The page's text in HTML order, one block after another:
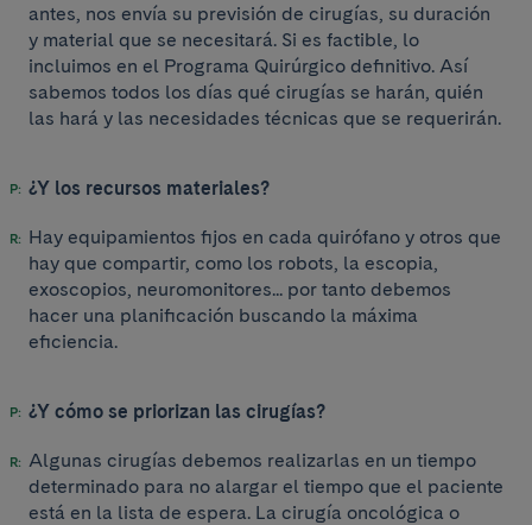
antes, nos envía su previsión de cirugías, su duración
y material que se necesitará. Si es factible, lo
incluimos en el Programa Quirúrgico definitivo. Así
sabemos todos los días qué cirugías se harán, quién
las hará y las necesidades técnicas que se requerirán.
¿Y los recursos materiales?
Hay equipamientos fijos en cada quirófano y otros que
hay que compartir, como los robots, la escopia,
exoscopios, neuromonitores... por tanto debemos
hacer una planificación buscando la máxima
eficiencia.
¿Y cómo se priorizan las cirugías?
Algunas cirugías debemos realizarlas en un tiempo
determinado para no alargar el tiempo que el paciente
está en la lista de espera. La cirugía oncológica o